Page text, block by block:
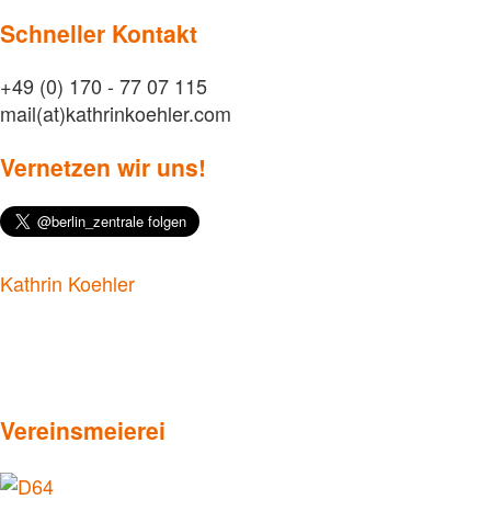
Schneller Kontakt
+49 (0) 170 - 77 07 115
mail(at)kathrinkoehler.com
Vernetzen wir uns!
Kathrin Koehler
Vereinsmeierei